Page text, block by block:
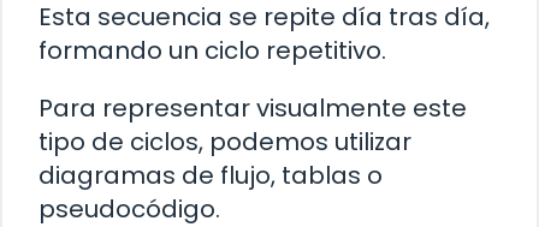
Esta secuencia se repite día tras día,
formando un ciclo repetitivo.
Para representar visualmente este
tipo de ciclos, podemos utilizar
diagramas de flujo, tablas o
pseudocódigo.